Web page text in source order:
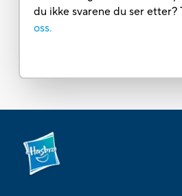
du ikke svarene du ser etter?
oss.